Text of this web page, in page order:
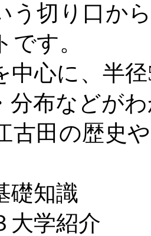
う切り口か
です。
中心に、半
分布などが
古田の歴史
礎知識
大学紹介